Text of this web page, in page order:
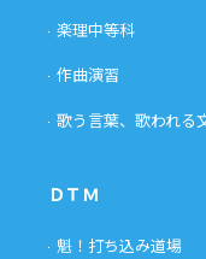
楽理中等科
作曲演習
歌う言葉、歌われる
ＤＴＭ
魁！打ち込み道場